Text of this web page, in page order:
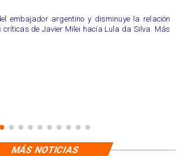
embajador argentino y disminuye la relación
de Javier Milei hacia Lula da Silva. Más
MÁS NOTICIAS